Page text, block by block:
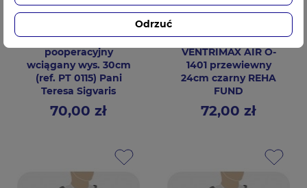
Pas brzuszny
pooperacyjny
wciągany wys. 30cm
(ref. PT 0115) Pani
Teresa Sigvaris
Cena70,00 zł
Pas brzuszny
VENTRIMAX AIR O-
1401 przewiewny
24cm czarny REHA
FUND
Cena72,00 zł
Odrzuć